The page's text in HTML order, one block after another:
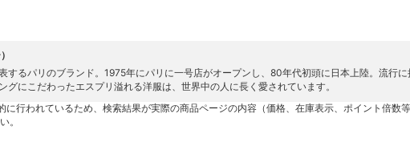
するパリのブランド。1975年にパリに一号店がオープンし、80年代初頭に日本上陸。流行に
グにこだわったエスプリ溢れる洋服は、世界中の人に長く愛されています。
に行われているため、検索結果が実際の商品ページの内容（価格、在庫表示、ポイント倍数
。